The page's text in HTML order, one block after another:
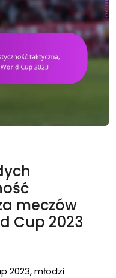
meczów
Cup 2023
2023, młodzi